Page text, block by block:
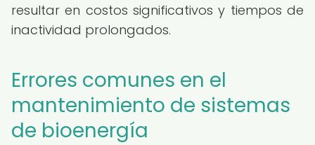
resultar en costos significativos y tiempos de
inactividad prolongados.
Errores comunes en el
mantenimiento de sistemas
de bioenergía